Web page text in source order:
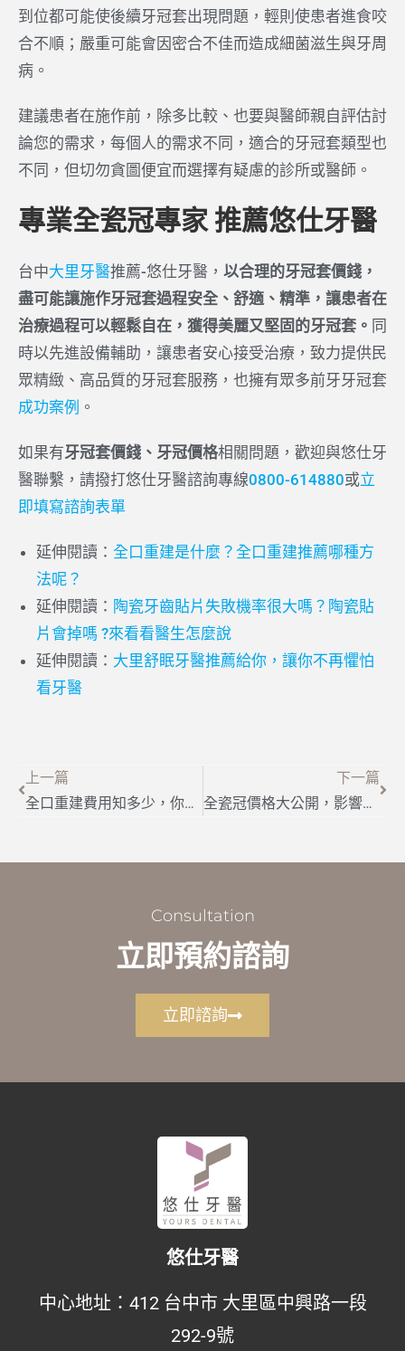
到位都可能使後續牙冠套出現問題，輕則使患者進食咬
合不順；嚴重可能會因密合不佳而造成細菌滋生與牙周
病。
建議患者在施作前，除多比較、也要與醫師親自評估討
論您的需求，每個人的需求不同，適合的牙冠套類型也
不同，但切勿貪圖便宜而選擇有疑慮的診所或醫師。
專業全瓷冠專家 推薦悠仕牙醫
台中大里牙醫推薦-悠仕牙醫， 以合理的牙冠套價錢，
盡可能讓施作牙冠套過程安全、舒適、精準，讓患者在
治療過程可以輕鬆自在，獲得美麗又堅固的牙冠套。 同
時以先進設備輔助，讓患者安心接受治療，致力提供民
眾精緻、高品質的牙冠套服務，也擁有眾多前牙牙冠套
成功案例 。
如果有牙冠套價錢、牙冠價格相關問題，歡迎與悠仕牙
醫聯繫，請撥打悠仕牙醫諮詢專線0800-614880或立
即填寫諮詢表單
延伸閱讀： 全口重建是什麼？全口重建推薦哪種方
法呢？
延伸閱讀： 陶瓷牙齒貼片失敗機率很大嗎？陶瓷貼
片會掉嗎 ?來看看醫生怎麼說
延伸閱讀： 大里舒眠牙醫推薦給你，讓你不再懼怕
看牙醫
上一篇
全口重建費用知多少，你要瞭解的全口重建價格這篇有
下一篇
全瓷冠價格大公開，影響牙冠價錢原因為何？
Consultation
立即預約諮詢
立即諮詢
悠仕牙醫
中心地址： 412 台中市 大里區中興路一段
292-9號